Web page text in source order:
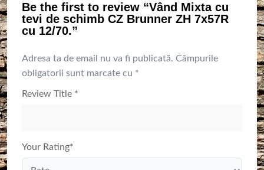
Be the first to review “Vând Mixta cu
tevi de schimb CZ Brunner ZH 7x57R
cu 12/70.”
Adresa ta de email nu va fi publicată. Câmpurile
obligatorii sunt marcate cu *
Review Title *
Your Rating*